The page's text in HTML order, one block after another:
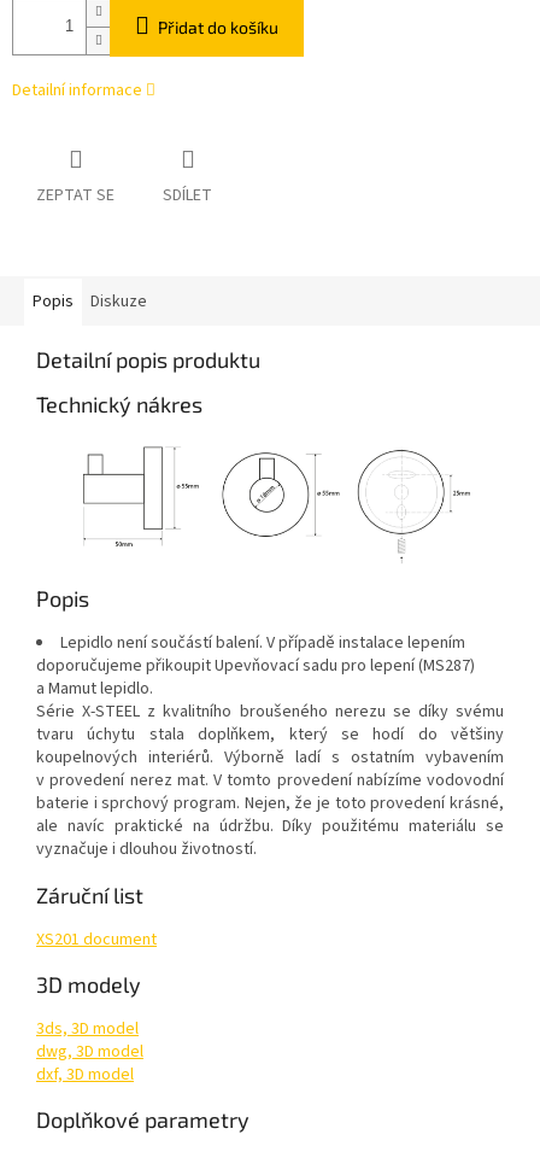
Přidat do košíku
Detailní informace
ZEPTAT SE SDÍLET
Popis Diskuze
Detailní popis produktu
Technický nákres
Popis
Lepidlo není součástí balení. V případě instalace lepením
doporučujeme přikoupit Upevňovací sadu pro lepení (MS287)
a Mamut lepidlo.
Série X-STEEL z kvalitního broušeného nerezu se díky svému
tvaru úchytu stala doplňkem, který se hodí do většiny
koupelnových interiérů. Výborně ladí s ostatním vybavením
v provedení nerez mat. V tomto provedení nabízíme vodovodní
baterie i sprchový program. Nejen, že je toto provedení krásné,
ale navíc praktické na údržbu. Díky použitému materiálu se
vyznačuje i dlouhou životností.
Záruční list
XS201 document
3D modely
3ds, 3D model
dwg, 3D model
dxf, 3D model
Doplňkové parametry